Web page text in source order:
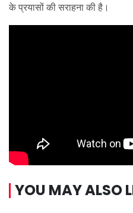
के प्रयासों की सराहना की है।
YOU MAY ALSO